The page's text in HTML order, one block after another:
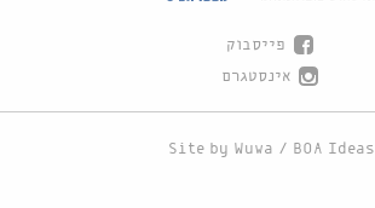
פייסבוק
אינסטגרם
Site by Wuwa / BOA Ideas